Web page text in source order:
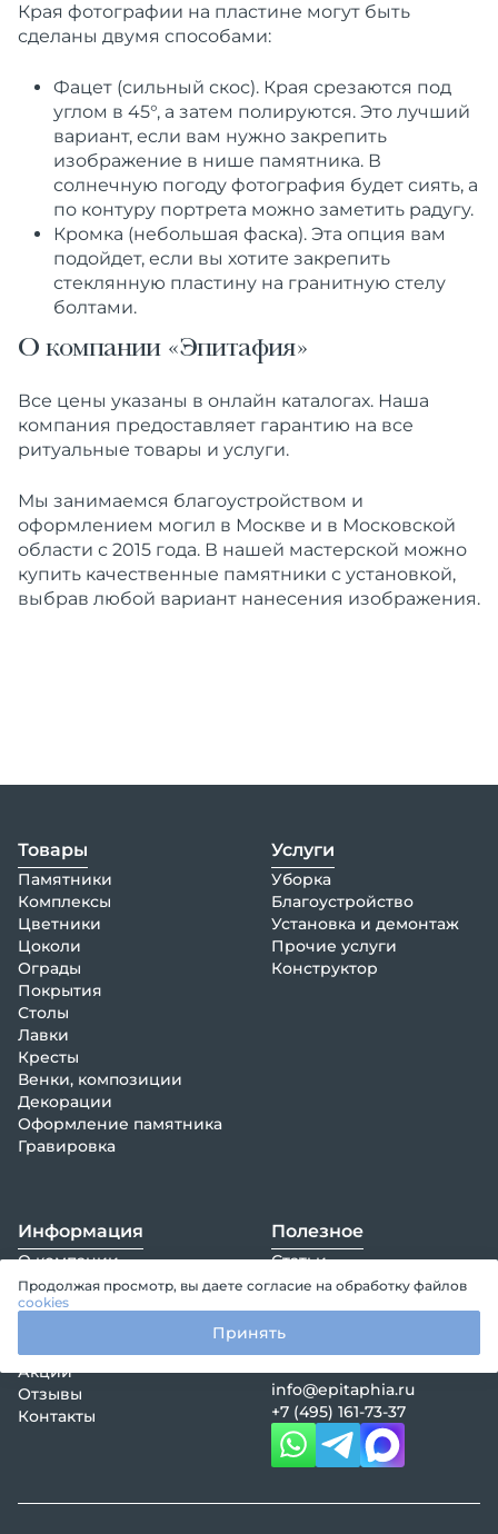
Края фотографии на пластине могут быть
сделаны двумя способами:
Фацет (сильный скос). Края срезаются под
углом в 45°, а затем полируются. Это лучший
вариант, если вам нужно закрепить
изображение в нише памятника. В
солнечную погоду фотография будет сиять, а
по контуру портрета можно заметить радугу.
Кромка (небольшая фаска). Эта опция вам
подойдет, если вы хотите закрепить
стеклянную пластину на гранитную стелу
болтами.
О компании «Эпитафия»
Все цены указаны в онлайн каталогах. Наша
компания предоставляет гарантию на все
ритуальные товары и услуги.
Мы занимаемся благоустройством и
оформлением могил в Москве и в Московской
области с 2015 года. В нашей мастерской можно
купить качественные памятники с установкой,
выбрав любой вариант нанесения изображения.
Товары
Памятники
Комплексы
Цветники
Цоколи
Ограды
Покрытия
Столы
Лавки
Кресты
Венки, композиции
Декорации
Оформление памятника
Гравировка
Услуги
Уборка
Благоустройство
Установка и демонтаж
Прочие услуги
Конструктор
Информация
О компании
Цены
Оплата
Клиентам
Акции
Отзывы
Контакты
Полезное
Статьи
Эпитафии
конфиденциальности
info@epitaphia.ru
+7 (495) 161-73-37
Продолжая просмотр, вы даете согласие на обработку файлов
cookies
Принять